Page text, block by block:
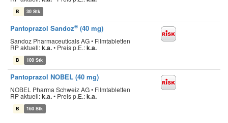
B 30 Stk
Pantoprazol Sandoz® (40 mg)
Sandoz Pharmaceuticals AG • Filmtabletten
RP aktuell:k.a.• Preis p.E.:k.a.
B 100 Stk
Pantoprazol NOBEL (40 mg)
NOBEL Pharma Schweiz AG • Filmtabletten
RP aktuell:k.a.• Preis p.E.:k.a.
B 160 Stk